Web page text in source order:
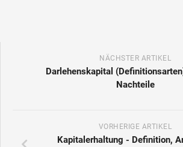
NÄCHSTER ARTIKEL
Darlehenskapital
Nachteile
VORHERIGE ARTIKEL
Kapitalerhaltung - Definition,